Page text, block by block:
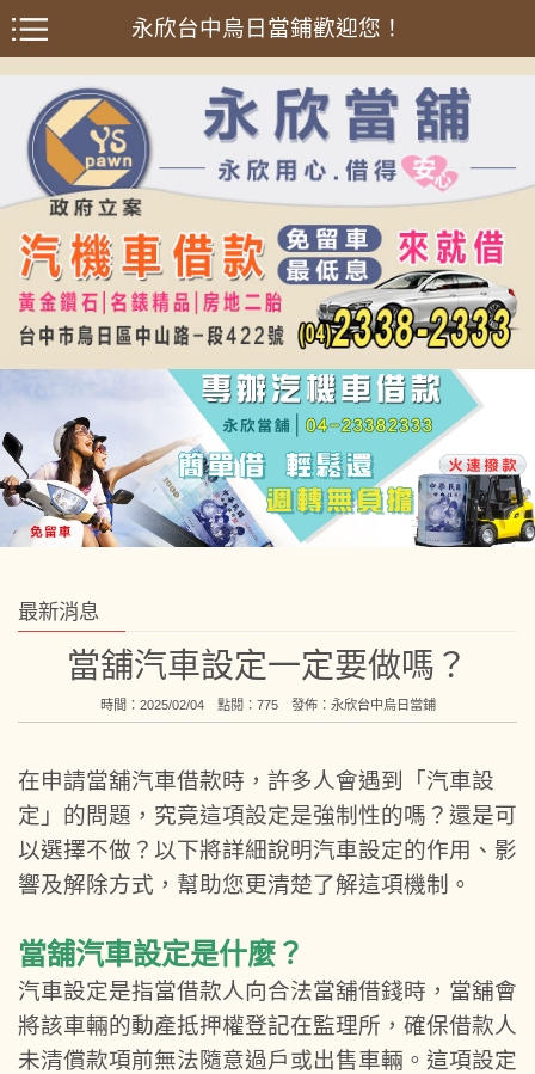
永欣台中烏日當鋪歡迎您！
最新消息
當舖汽車設定一定要做嗎？
時間：2025/02/04 點閱：775 發佈： 永欣台中烏日當鋪
在申請當舖汽車借款時，許多人會遇到「汽車設
定」的問題，究竟這項設定是強制性的嗎？還是可
以選擇不做？以下將詳細說明汽車設定的作用、影
響及解除方式，幫助您更清楚了解這項機制。
當舖汽車設定是什麼？
汽車設定是指當借款人向合法當舖借錢時，當舖會
將該車輛的動產抵押權登記在監理所，確保借款人
未清償款項前無法隨意過戶或出售車輛。這項設定